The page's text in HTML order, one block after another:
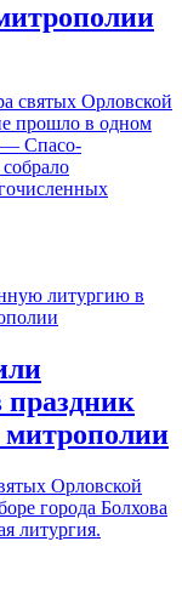
святых Орловской
прошло в одном
— Спасо-
Орловской
города Болхова
литургия.